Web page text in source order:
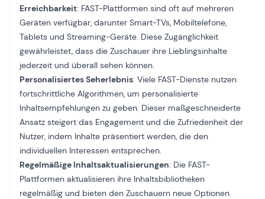
Erreichbarkeit: FAST-Plattformen sind oft auf mehreren
Geräten verfügbar, darunter Smart-TVs, Mobiltelefone,
Tablets und Streaming-Geräte. Diese Zugänglichkeit
gewährleistet, dass die Zuschauer ihre Lieblingsinhalte
jederzeit und überall sehen können.
Personalisiertes Seherlebnis: Viele FAST-Dienste nutzen
fortschrittliche Algorithmen, um personalisierte
Inhaltsempfehlungen zu geben. Dieser maßgeschneiderte
Ansatz steigert das Engagement und die Zufriedenheit der
Nutzer, indem Inhalte präsentiert werden, die den
individuellen Interessen entsprechen.
Regelmäßige Inhaltsaktualisierungen: Die FAST-
Plattformen aktualisieren ihre Inhaltsbibliotheken
regelmäßig und bieten den Zuschauern neue Optionen.